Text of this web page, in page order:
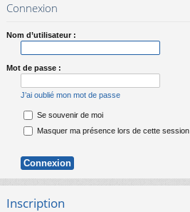
s
Connexion
Nom d’utilisateur :
Mot de passe :
J’ai oublié mon mot de passe
Se souvenir de moi
Masquer ma présence lors de cette session
Inscription